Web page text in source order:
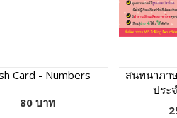
Card - Numbers
80 บาท
สนทนาภา
ประ